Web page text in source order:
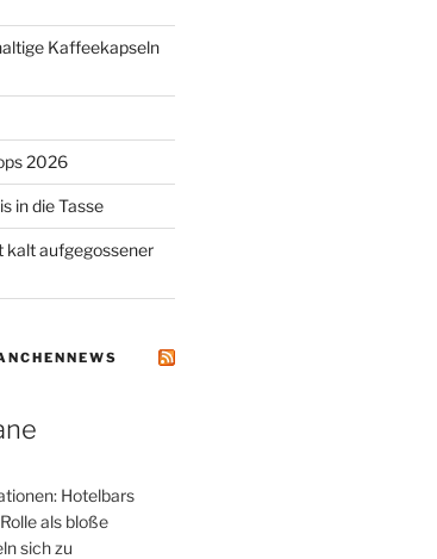
Kaffeekapseln
2026
in die Tasse
kalt aufgegossener
Hotelbars
als bloße
sich zu